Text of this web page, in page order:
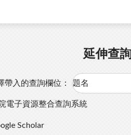
延伸查詢
帶入的查詢欄位：
電子資源整合查詢系統
Scholar